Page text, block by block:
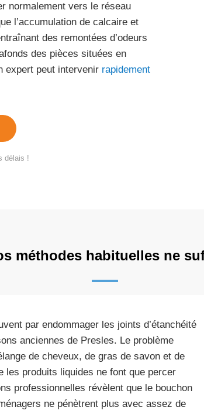
normalement vers le réseau
l’accumulation de calcaire et
des remontées d’odeurs
des pièces situées en
expert peut intervenir rapidement
délais !
méthodes habituelles ne
par endommager les joints d’étanchéité
anciennes de Presles. Le problème
de cheveux, de gras de savon et de
les produits liquides ne font que percer
professionnelles révèlent que le bouchon
ne pénètrent plus avec assez de